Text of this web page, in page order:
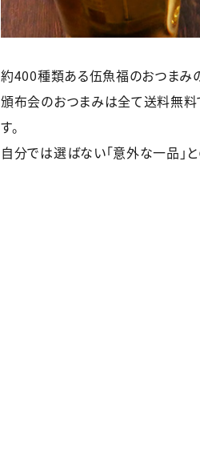
約400種類ある伍魚福のおつまみ
頒布会のおつまみは全て送料無料
す。
自分では選ばない「意外な一品」と